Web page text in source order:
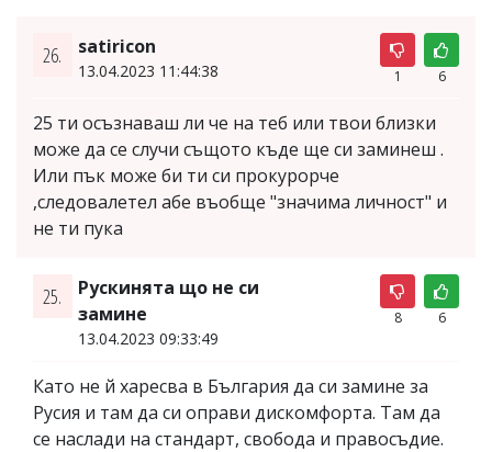
26. satiricon
13.04.2023 11:44:38 1 6
25 ти осъзнаваш ли че на теб или твои близки
може да се случи същото къде ще си заминеш .
Или пък може би ти си прокурорче
,следовалетел абе въобще "значима личност" и
не ти пука
25.
Рускинята що не си
замине
13.04.2023 09:33:49
8 6
Като не й харесва в България да си замине за
Русия и там да си оправи дискомфорта. Там да
се наслади на стандарт, свобода и правосъдие.